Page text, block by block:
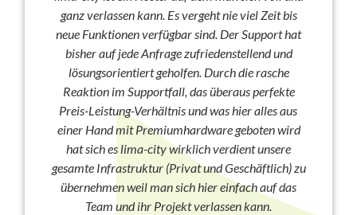
ganz verlassen kann. Es vergeht nie viel Zeit bis
neue Funktionen verfügbar sind. Der Support hat
bisher auf jede Anfrage zufriedenstellend und
lösungsorientiert geholfen. Durch die rasche
Reaktion im Supportfall, das überaus perfekte
Preis-Leistung-Verhältnis und was hier alles aus
einer Hand mit Premiumhardware geboten wird
hat sich es lima-city wirklich verdient unsere
gesamte Infrastruktur (Privat und Geschäftlich) zu
übernehmen weil man sich hier einfach auf das
Team und ihr Projekt verlassen kann.